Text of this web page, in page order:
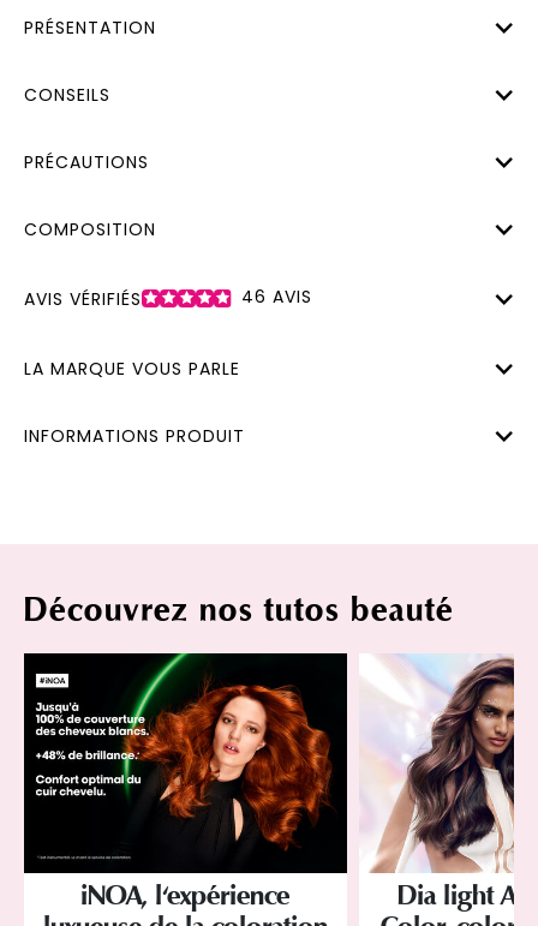
PRÉSENTATION
CONSEILS
PRÉCAUTIONS
COMPOSITION
AVIS VÉRIFIÉS 46 AVIS
LA MARQUE VOUS PARLE
INFORMATIONS PRODUIT
Découvrez nos tutos beauté
iNOA, l'expérience
Dia light